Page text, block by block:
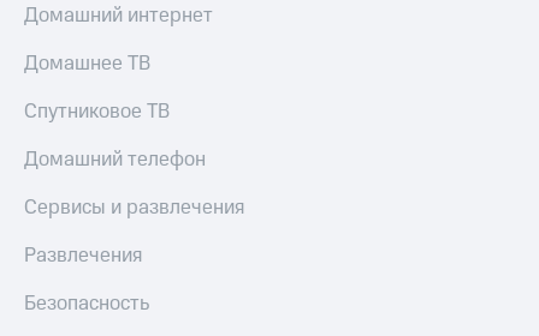
Домашний интернет
Домашнее ТВ
Спутниковое ТВ
Домашний телефон
Сервисы и развлечения
Развлечения
Безопасность